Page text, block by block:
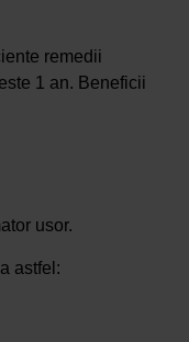
remedii
1 an. Beneficii
usor.
astfel: